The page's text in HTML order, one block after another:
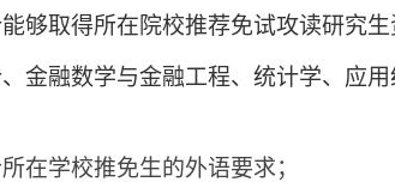
够取得所在院校推荐免试攻读研究生
金融数学与金融工程、统计学、应
在学校推免生的外语要求；